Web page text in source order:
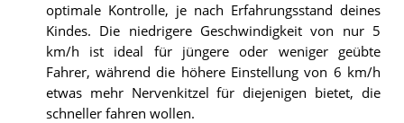
optimale Kontrolle, je nach Erfahrungsstand deines
Kindes. Die niedrigere Geschwindigkeit von nur 5
km/h ist ideal für jüngere oder weniger geübte
Fahrer, während die höhere Einstellung von 6 km/h
etwas mehr Nervenkitzel für diejenigen bietet, die
schneller fahren wollen.